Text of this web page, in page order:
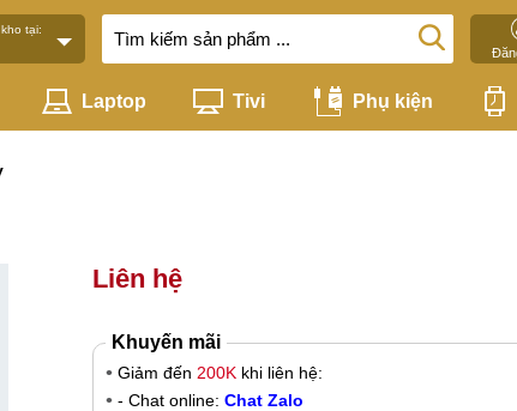
tại:
Laptop Tivi Phụ kiện
Liên hệ
Khuyến mãi
Giảm đến 200K khi liên hệ:
- Chat online: Chat Zalo